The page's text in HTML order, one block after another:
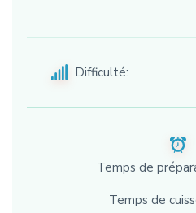
Difficulté:
Temps de
Temps de